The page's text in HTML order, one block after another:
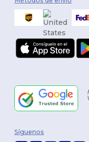
Síguenos